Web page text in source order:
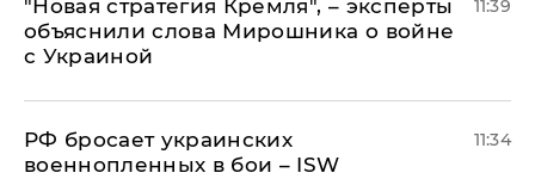
"Новая стратегия Кремля", – эксперты
объяснили слова Мирошника о войне
с Украиной
11:39
РФ бросает украинских
военнопленных в бои – ISW
11:34